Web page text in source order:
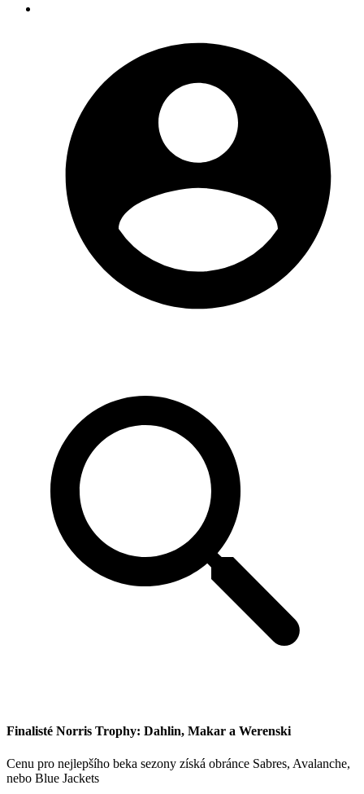
Finalisté Norris Trophy: Dahlin, Makar a Werenski
Cenu pro nejlepšího beka sezony získá obránce Sabres, Avalanche,
nebo Blue Jackets